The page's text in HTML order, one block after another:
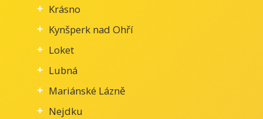
Krásno
Kynšperk nad Ohří
Loket
Lubná
Mariánské Lázně
Nejdku